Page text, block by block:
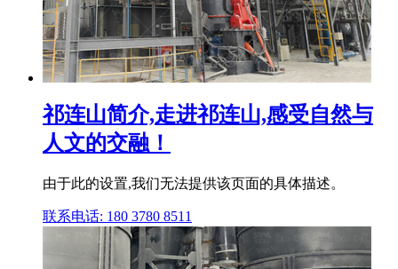
祁连山简介,走进祁连山,感受自然与
人文的交融！
由于此的设置,我们无法提供该页面的具体描述。
联系电话: 180 3780 8511